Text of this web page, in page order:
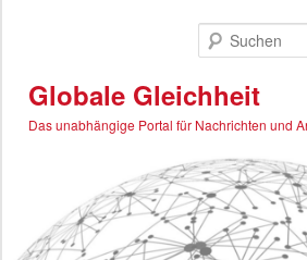
Globale Gleichheit
Das unabhängige Portal für Nachrichten und